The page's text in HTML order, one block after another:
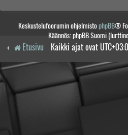
Keskustelufoorumin ohjelmistophpBB®
Käännös: phpBB Suomi
Etusivu Kaikki ajat ovat